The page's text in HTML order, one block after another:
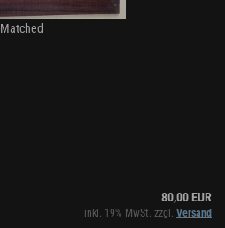
80,00 EUR
inkl. 19% MwSt. zzgl. Versand